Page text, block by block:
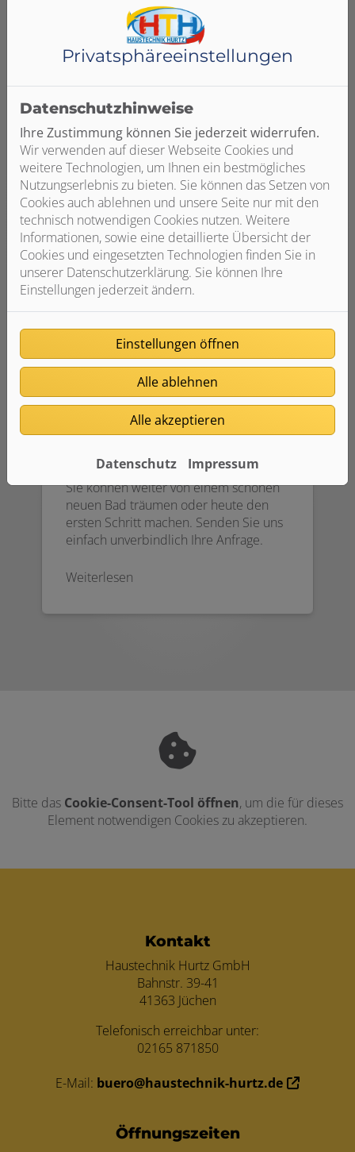
Badmodernisierung
Ob Sie Ihr Bad umfassend sanieren
wollen oder ganz gezielt neue Akzente
setzen möchten – Haustechnik Hurtz
GmbH ist Ihr Ansprechpartner im
Großen wie im Kleinen.
Weiterlesen
Sie können weiter von einem schönen
neuen Bad träumen oder heute den
ersten Schritt machen. Senden Sie uns
einfach unverbindlich Ihre Anfrage.
Weiterlesen
Bitte das Cookie-Consent-Tool öffnen, um die für dieses
Element notwendigen Cookies zu akzeptieren.
Kontakt
Haustechnik Hurtz GmbH
Bahnstr. 39-41
41363 Jüchen
Telefonisch erreichbar unter:
02165 871850
E-Mail: buero@haustechnik-hurtz.de
Öffnungszeiten
Privatsphäre­einstellungen
Datenschutzhinweise
Ihre Zustimmung können Sie jederzeit widerrufen.
Wir verwenden auf dieser Webseite Cookies und
weitere Technologien, um Ihnen ein bestmögliches
Nutzungserlebnis zu bieten. Sie können das Setzen von
Cookies auch ablehnen und unsere Seite nur mit den
technisch notwendigen Cookies nutzen. Weitere
Informationen, sowie eine detaillierte Übersicht der
Cookies und eingesetzten Technologien finden Sie in
unserer Datenschutzerklärung. Sie können Ihre
Einstellungen jederzeit ändern.
Einstellungen öffnen
Alle ablehnen
Alle akzeptieren
Datenschutz Impressum